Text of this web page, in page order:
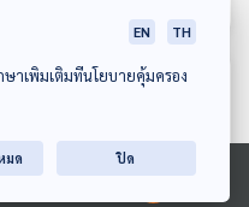
ะเทศไทย
EN TH
ษาเพิ่มเติมที่นโยบายคุ้มครอง
มด ปิด